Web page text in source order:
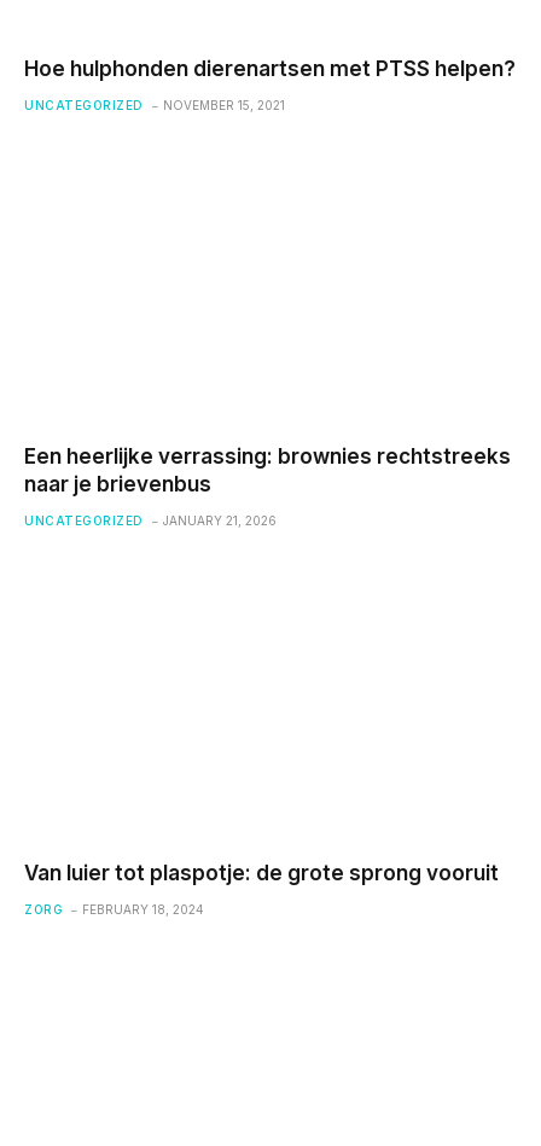
Hoe hulphonden dierenartsen met PTSS helpen?
UNCATEGORIZED NOVEMBER 15, 2021
Een heerlijke verrassing: brownies rechtstreeks
naar je brievenbus
UNCATEGORIZED JANUARY 21, 2026
Van luier tot plaspotje: de grote sprong vooruit
ZORG FEBRUARY 18, 2024